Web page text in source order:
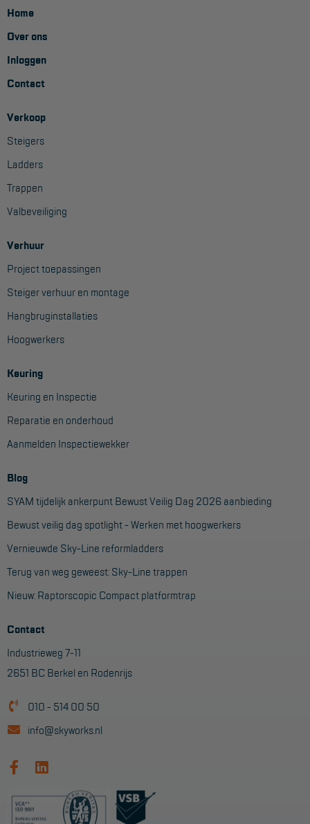
Projectvoorbeelden
KEURING
Keuring en Inspectie
Steigers
Valbeveiliging
Reparatie en onderhoud
Aanmelden Inspectiewekker
Vestigingen
Dealers
Werken bij ons
Product video's
Blog
Tips en trucs
Wet- en regelgeving
Garantie
Algemene voorwaarden
Webshop voorwaarden
Home
Over ons
Inloggen
Contact
Verkoop
Steigers
Ladders
Trappen
Valbeveiliging
Verhuur
Project toepassingen
Steiger verhuur en montage
Hangbruginstallaties
Hoogwerkers
Keuring
Keuring en Inspectie
Reparatie en onderhoud
Aanmelden Inspectiewekker
Blog
SYAM tijdelijk ankerpunt Bewust Veilig Dag 2026 aanbieding
Bewust veilig dag spotlight - Werken met hoogwerkers
Vernieuwde Sky-Line reformladders
Terug van weg geweest: Sky-Line trappen
Nieuw: Raptorscopic Compact platformtrap
Contact
Industrieweg 7-11
2651 BC Berkel en Rodenrijs
010 - 514 00 50
info@skyworks.nl